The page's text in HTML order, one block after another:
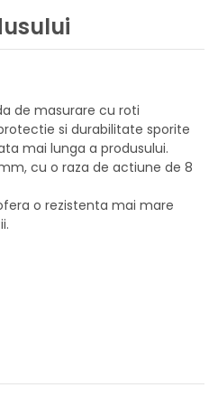
de masurare cu roti
si durabilitate sporite
mai lunga a produsului.
cu o raza de actiune de 8
o rezistenta mai mare